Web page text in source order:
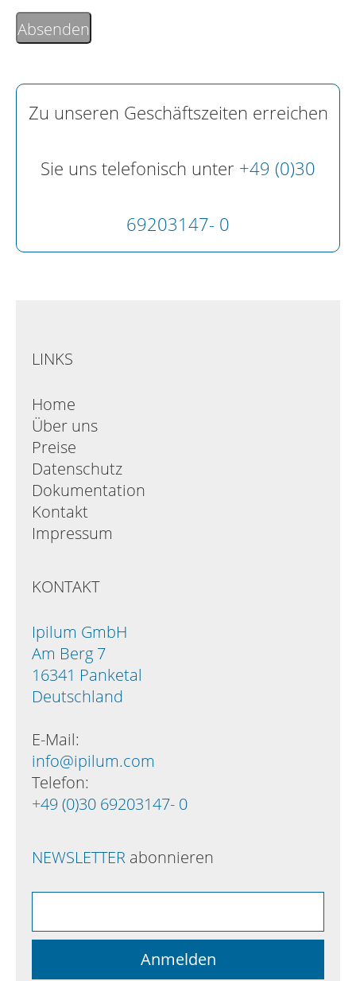
Absenden
Zu unseren Geschäftszeiten erreichen
Sie uns telefonisch unter +49 (0)30
69203147- 0
LINKS
Home
Über uns
Preise
Datenschutz
Dokumentation
Kontakt
Impressum
KONTAKT
Ipilum GmbH
Am Berg 7
16341 Panketal
Deutschland
E-Mail:
info@ipilum.com
Telefon:
+49 (0)30 69203147- 0
NEWSLETTER abonnieren